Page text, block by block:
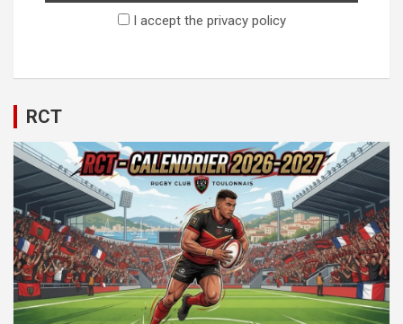
I accept the privacy policy
RCT